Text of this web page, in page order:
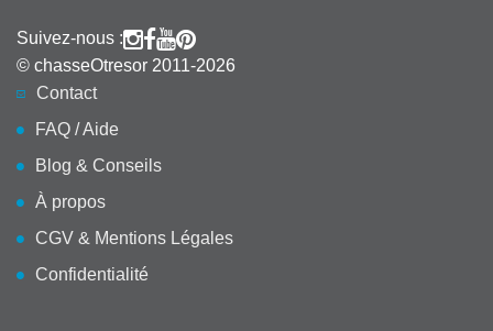
Suivez-nous :
© chasseOtresor 2011-2026
Contact
FAQ / Aide
Blog & Conseils
À propos
CGV & Mentions Légales
Confidentialité